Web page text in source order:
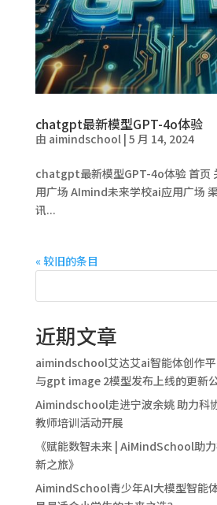
chatgpt最新模型GPT-4o体验
由 aimindschool | 5 月 14, 2024
chatgpt最新模型GPT-4o体验 首页
用广场 AImind未来学校ai应用广场
讯...
« 较旧的条目
近期文章
aimindschool艾达艾ai智能体创作
与gpt image 2模型发布上线的更新
Aimindschool走进宁波余姚 助力科
教师培训活动开展
《赋能数智未来 | AiMindSchool助
新之旅》
AimindSchool青少年AI大模型智能